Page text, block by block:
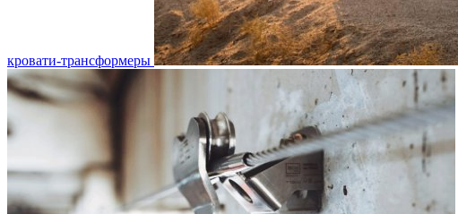
кровати-трансформеры